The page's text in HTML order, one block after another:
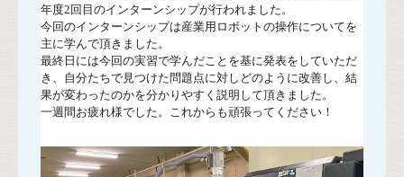
年度2回目のインターンシップが行われました。
今回のインターンシップは産業用ロボットの操作についてを
主に学んで頂きました。
最終日には今回の実習で学んだことを基に発表をしていただ
き、自分たちで見つけた問題点に対しどのように改善し、結
果が変わったのかを分かりやすく説明して頂きました。
一週間お疲れ様でした。これからも頑張ってください！